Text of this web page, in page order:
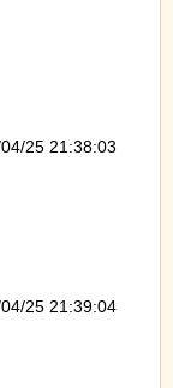
25 21:38:03
25 21:39:04